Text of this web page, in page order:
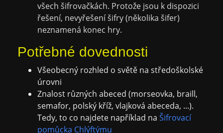
všech šifrovačkách. Protože jsou k dispozici
řešení, nevyřešení šifry (několika šifer)
neznamená konec hry.
Potřebné dovednosti
Všeobecný rozhled o světě na středoškolské
úrovni
Znalost různých abeced (morseovka, braill,
semafor, polský kříž, vlajková abeceda, ...).
Tedy, to co najdete například na Šifrovací
pomůcka Chlýftýmu